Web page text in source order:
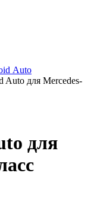
Auto
Auto для Mercedes-
для